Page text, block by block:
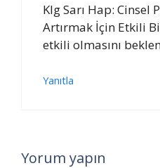
Klg Sarı Hap: Cinsel
Artırmak İçin Etkili
etkili olmasını
Yanıtla
Yorum yapın